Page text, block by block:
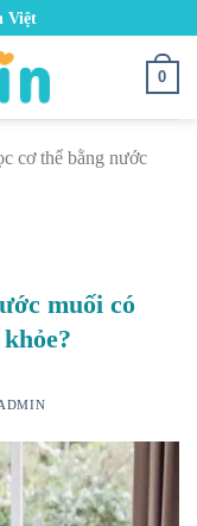
Việt
0
cơ thể bằng nước
muối có